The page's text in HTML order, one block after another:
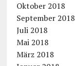
Oktober 2018
September 2018
Juli 2018
Mai 2018
März 2018